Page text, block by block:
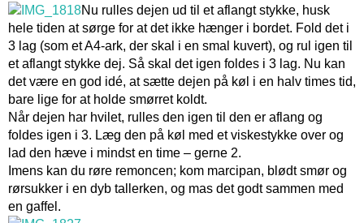
Nu rulles dejen ud til et aflangt stykke, husk
hele tiden at sørge for at det ikke hænger i bordet. Fold det i
3 lag (som et A4-ark, der skal i en smal kuvert), og rul igen til
et aflangt stykke dej. Så skal det igen foldes i 3 lag. Nu kan
det være en god idé, at sætte dejen på køl i en halv times tid,
bare lige for at holde smørret koldt.
Når dejen har hvilet, rulles den igen til den er aflang og
foldes igen i 3. Læg den på køl med et viskestykke over og
lad den hæve i mindst en time – gerne 2.
Imens kan du røre remoncen; kom marcipan, blødt smør og
rørsukker i en dyb tallerken, og mas det godt sammen med
en gaffel.